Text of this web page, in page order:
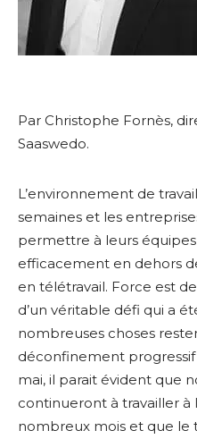
Par Christophe Fornès,
Saaswedo.
L’environnement de
semaines et les
permettre à leurs
efficacement en dehors
en télétravail. Force est de
d’un véritable défi qui a
nombreuses choses
déconfinement progressif
mai, il parait évident que
continueront à travailler
nombreux mois et que le